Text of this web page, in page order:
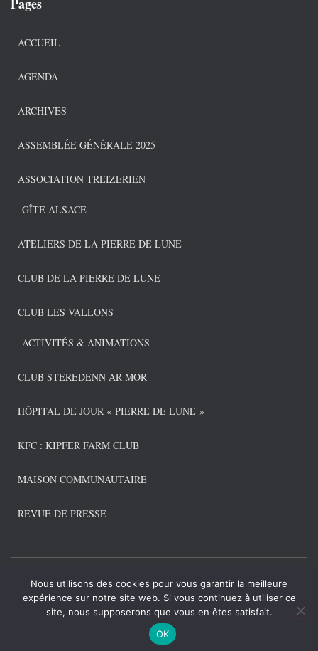
ACCUEIL
AGENDA
ARCHIVES
ASSEMBLÉE GÉNÉRALE 2025
ASSOCIATION TREIZERIEN
GÎTE ALSACE
ATELIERS DE LA PIERRE DE LUNE
CLUB DE LA PIERRE DE LUNE
CLUB LES VALLONS
ACTIVITÉS & ANIMATIONS
CLUB STEREDENN AR MOR
HÔPITAL DE JOUR « PIERRE DE LUNE »
KFC : KIPFER FARM CLUB
MAISON COMMUNAUTAIRE
REVUE DE PRESSE
CONNEXION ADMIN POLITIQUE DE CONFIDENTIALITÉ
Hestia | Développé par
Nous utilisons des cookies pour vous garantir la meilleure
expérience sur notre site web. Si vous continuez à utiliser ce
site, nous supposerons que vous en êtes satisfait.
OK